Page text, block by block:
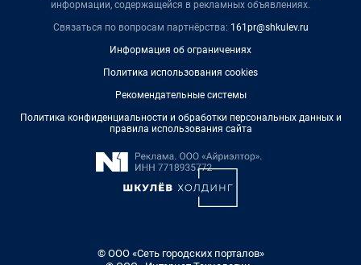
информации, содержащейся в рекламных объявлениях.
Связаться по вопросам партнёрства: 161pr@shkulev.ru
Информация об ограничениях
Политика использования cookies
Рекомендательные системы
Политика конфиденциальности и обработки персональных данных и
правила использования сайта
© ООО «Сеть городских порталов»